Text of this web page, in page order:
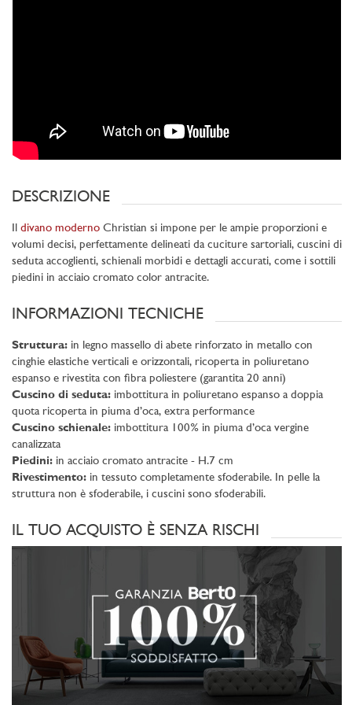
DESCRIZIONE
Il divano moderno Christian si impone per le ampie proporzioni e
volumi decisi, perfettamente delineati da cuciture sartoriali, cuscini di
seduta accoglienti, schienali morbidi e dettagli accurati, come i sottili
piedini in acciaio cromato color antracite.
INFORMAZIONI TECNICHE
Struttura: in legno massello di abete rinforzato in metallo con
cinghie elastiche verticali e orizzontali, ricoperta in poliuretano
espanso e rivestita con fibra poliestere (garantita 20 anni)
Cuscino di seduta: imbottitura in poliuretano espanso a doppia
quota ricoperta in piuma d’oca, extra performance
Cuscino schienale: imbottitura 100% in piuma d’oca vergine
canalizzata
Piedini: in acciaio cromato antracite - H.7 cm
Rivestimento: in tessuto completamente sfoderabile. In pelle la
struttura non è sfoderabile, i cuscini sono sfoderabili.
IL TUO ACQUISTO È SENZA RISCHI